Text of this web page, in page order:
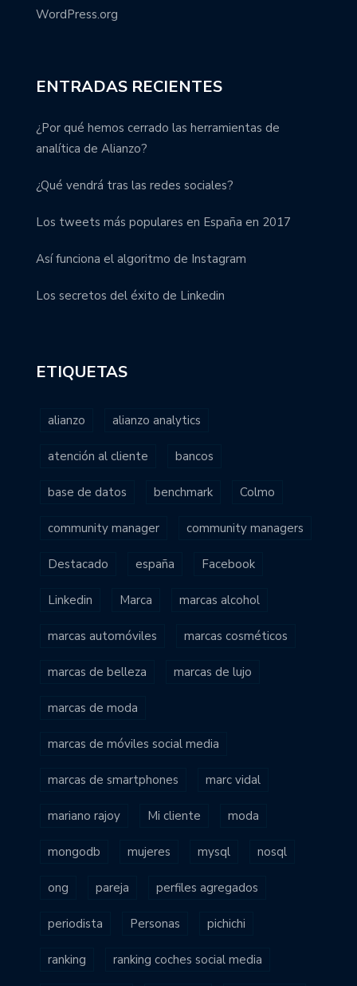
WordPress.org
ENTRADAS RECIENTES
¿Por qué hemos cerrado las herramientas de
analítica de Alianzo?
¿Qué vendrá tras las redes sociales?
Los tweets más populares en España en 2017
Así funciona el algoritmo de Instagram
Los secretos del éxito de Linkedin
ETIQUETAS
alianzo alianzo analytics
atención al cliente bancos
base de datos benchmark Colmo
community manager community managers
Destacado españa Facebook
Linkedin Marca marcas alcohol
marcas automóviles marcas cosméticos
marcas de belleza marcas de lujo
marcas de moda
marcas de móviles social media
marcas de smartphones marc vidal
mariano rajoy Mi cliente moda
mongodb mujeres mysql nosql
ong pareja perfiles agregados
periodista Personas pichichi
ranking ranking coches social media